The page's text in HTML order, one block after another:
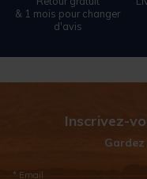
& 1 mois pour changer
d'avis
Inscrivez-
* Email